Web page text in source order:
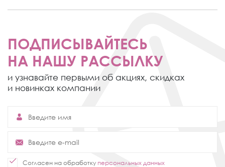
ПОДПИСЫВАЙТЕСЬ
НА НАШУ РАССЫЛКУ
и узнавайте первыми об акциях, скидках
и новинках компании
Согласен на обработку персональных данных